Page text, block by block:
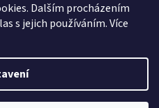
Dalším procházením
s jejich používáním. Více
Shoptet
. Všechna práva vyhrazena.